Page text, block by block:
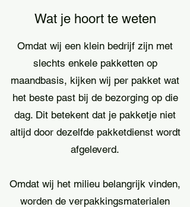
Wat je hoort te weten
Omdat wij een klein bedrijf zijn met
slechts enkele pakketten op
maandbasis, kijken wij per pakket wat
het beste past bij de bezorging op die
dag. Dit betekent dat je pakketje niet
altijd door dezelfde pakketdienst wordt
afgeleverd.
Omdat wij het milieu belangrijk vinden,
worden de verpakkingsmaterialen